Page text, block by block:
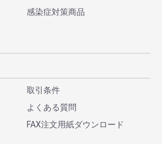
感染症対策商品
取引条件
よくある質問
FAX注文用紙ダウンロード